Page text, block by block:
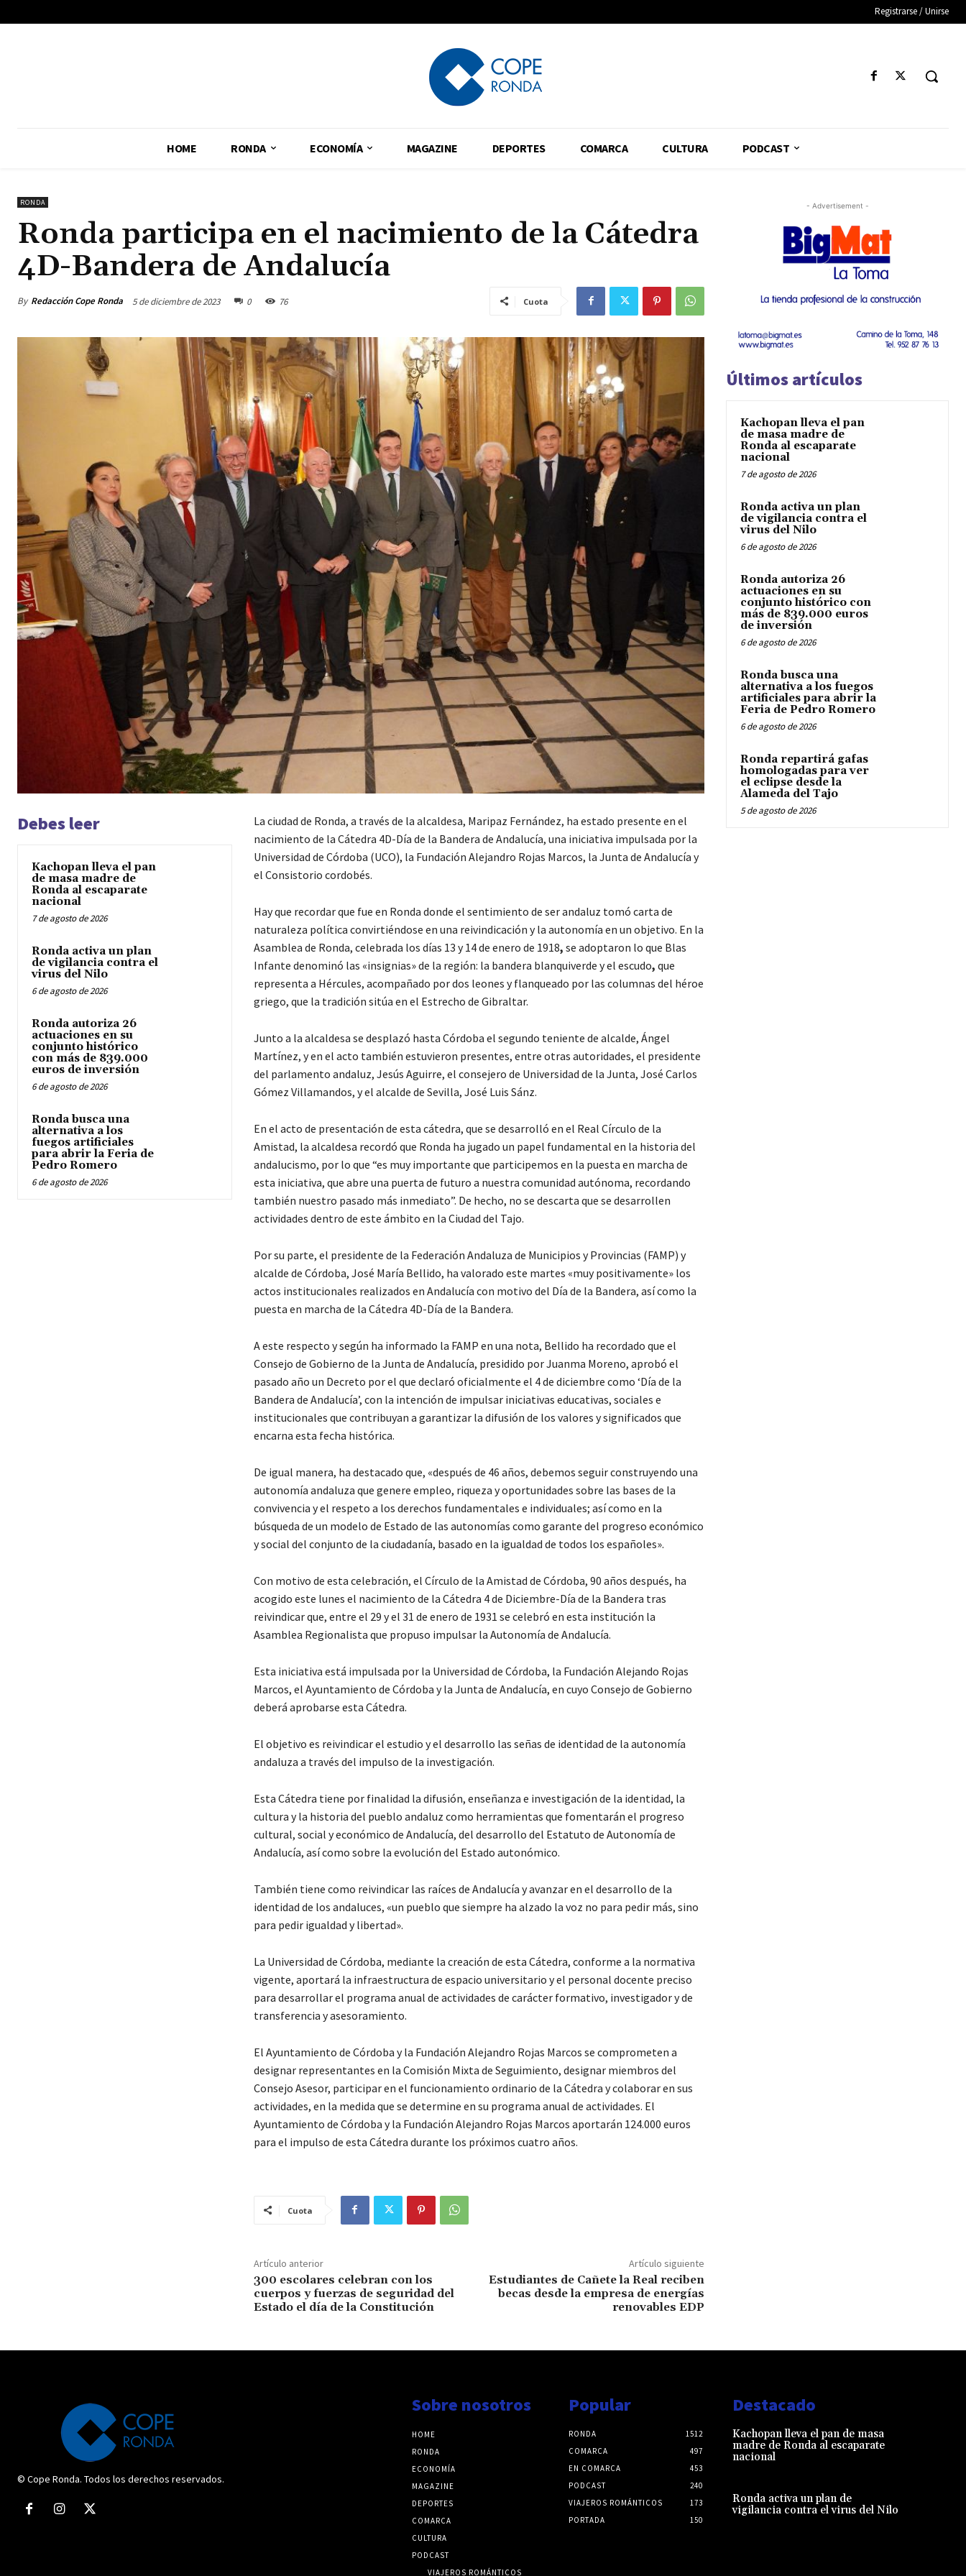
Registrarse / Unirse
HOME RONDA ECONOMÍA MAGAZINE DEPORTES COMARCA CULTURA PODCAST
RONDA
Ronda participa en el nacimiento de la Cátedra
4D-Bandera de Andalucía
By Redacción Cope Ronda 5 de diciembre de 2023 0 76 Cuota
Debes leer
Kachopan lleva el pan
de masa madre de
Ronda al escaparate
nacional
7 de agosto de 2026
Ronda activa un plan
de vigilancia contra el
virus del Nilo
6 de agosto de 2026
Ronda autoriza 26
actuaciones en su
conjunto histórico
con más de 839.000
euros de inversión
6 de agosto de 2026
Ronda busca una
alternativa a los
fuegos artificiales
para abrir la Feria de
Pedro Romero
6 de agosto de 2026
La ciudad de Ronda, a través de la alcaldesa, Maripaz Fernández, ha estado presente en el
nacimiento de la Cátedra 4D-Día de la Bandera de Andalucía, una iniciativa impulsada por la
Universidad de Córdoba (UCO), la Fundación Alejandro Rojas Marcos, la Junta de Andalucía y
el Consistorio cordobés.
Hay que recordar que fue en Ronda donde el sentimiento de ser andaluz tomó carta de
naturaleza política convirtiéndose en una reivindicación y la autonomía en un objetivo. En la
Asamblea de Ronda, celebrada los días 13 y 14 de enero de 1918, se adoptaron lo que Blas
Infante denominó las «insignias» de la región: la bandera blanquiverde y el escudo, que
representa a Hércules, acompañado por dos leones y flanqueado por las columnas del héroe
griego, que la tradición sitúa en el Estrecho de Gibraltar.
Junto a la alcaldesa se desplazó hasta Córdoba el segundo teniente de alcalde, Ángel
Martínez, y en el acto también estuvieron presentes, entre otras autoridades, el presidente
del parlamento andaluz, Jesús Aguirre, el consejero de Universidad de la Junta, José Carlos
Gómez Villamandos, y el alcalde de Sevilla, José Luis Sánz.
En el acto de presentación de esta cátedra, que se desarrolló en el Real Círculo de la
Amistad, la alcaldesa recordó que Ronda ha jugado un papel fundamental en la historia del
andalucismo, por lo que “es muy importante que participemos en la puesta en marcha de
esta iniciativa, que abre una puerta de futuro a nuestra comunidad autónoma, recordando
también nuestro pasado más inmediato”. De hecho, no se descarta que se desarrollen
actividades dentro de este ámbito en la Ciudad del Tajo.
Por su parte, el presidente de la Federación Andaluza de Municipios y Provincias (FAMP) y
alcalde de Córdoba, José María Bellido, ha valorado este martes «muy positivamente» los
actos institucionales realizados en Andalucía con motivo del Día de la Bandera, así como la
puesta en marcha de la Cátedra 4D-Día de la Bandera.
A este respecto y según ha informado la FAMP en una nota, Bellido ha recordado que el
Consejo de Gobierno de la Junta de Andalucía, presidido por Juanma Moreno, aprobó el
pasado año un Decreto por el que declaró oficialmente el 4 de diciembre como ‘Día de la
Bandera de Andalucía’, con la intención de impulsar iniciativas educativas, sociales e
institucionales que contribuyan a garantizar la difusión de los valores y significados que
encarna esta fecha histórica.
De igual manera, ha destacado que, «después de 46 años, debemos seguir construyendo una
autonomía andaluza que genere empleo, riqueza y oportunidades sobre las bases de la
convivencia y el respeto a los derechos fundamentales e individuales; así como en la
búsqueda de un modelo de Estado de las autonomías como garante del progreso económico
y social del conjunto de la ciudadanía, basado en la igualdad de todos los españoles».
Con motivo de esta celebración, el Círculo de la Amistad de Córdoba, 90 años después, ha
acogido este lunes el nacimiento de la Cátedra 4 de Diciembre-Día de la Bandera tras
reivindicar que, entre el 29 y el 31 de enero de 1931 se celebró en esta institución la
Asamblea Regionalista que propuso impulsar la Autonomía de Andalucía.
Esta iniciativa está impulsada por la Universidad de Córdoba, la Fundación Alejando Rojas
Marcos, el Ayuntamiento de Córdoba y la Junta de Andalucía, en cuyo Consejo de Gobierno
deberá aprobarse esta Cátedra.
El objetivo es reivindicar el estudio y el desarrollo las señas de identidad de la autonomía
andaluza a través del impulso de la investigación.
Esta Cátedra tiene por finalidad la difusión, enseñanza e investigación de la identidad, la
cultura y la historia del pueblo andaluz como herramientas que fomentarán el progreso
cultural, social y económico de Andalucía, del desarrollo del Estatuto de Autonomía de
Andalucía, así como sobre la evolución del Estado autonómico.
También tiene como reivindicar las raíces de Andalucía y avanzar en el desarrollo de la
identidad de los andaluces, «un pueblo que siempre ha alzado la voz no para pedir más, sino
para pedir igualdad y libertad».
La Universidad de Córdoba, mediante la creación de esta Cátedra, conforme a la normativa
vigente, aportará la infraestructura de espacio universitario y el personal docente preciso
para desarrollar el programa anual de actividades de carácter formativo, investigador y de
transferencia y asesoramiento.
El Ayuntamiento de Córdoba y la Fundación Alejandro Rojas Marcos se comprometen a
designar representantes en la Comisión Mixta de Seguimiento, designar miembros del
Consejo Asesor, participar en el funcionamiento ordinario de la Cátedra y colaborar en sus
actividades, en la medida que se determine en su programa anual de actividades. El
Ayuntamiento de Córdoba y la Fundación Alejandro Rojas Marcos aportarán 124.000 euros
para el impulso de esta Cátedra durante los próximos cuatro años.
Cuota
Artículo anterior
300 escolares celebran con los
cuerpos y fuerzas de seguridad del
Estado el día de la Constitución
Artículo siguiente
Estudiantes de Cañete la Real reciben
becas desde la empresa de energías
renovables EDP
- Advertisement -
Últimos artículos
Kachopan lleva el pan
de masa madre de
Ronda al escaparate
nacional
7 de agosto de 2026
Ronda activa un plan
de vigilancia contra el
virus del Nilo
6 de agosto de 2026
Ronda autoriza 26
actuaciones en su
conjunto histórico con
más de 839.000 euros
de inversión
6 de agosto de 2026
Ronda busca una
alternativa a los fuegos
artificiales para abrir la
Feria de Pedro Romero
6 de agosto de 2026
Ronda repartirá gafas
homologadas para ver
el eclipse desde la
Alameda del Tajo
5 de agosto de 2026
© Cope Ronda. Todos los derechos reservados.
Sobre nosotros
HOME
RONDA
ECONOMÍA
MAGAZINE
DEPORTES
COMARCA
CULTURA
PODCAST
VIAJEROS ROMÁNTICOS
Popular
RONDA
1512
COMARCA
497
EN COMARCA
453
PODCAST
240
VIAJEROS ROMÁNTICOS
173
PORTADA
150
Destacado
Kachopan lleva el pan de masa
madre de Ronda al escaparate
nacional
Ronda activa un plan de
vigilancia contra el virus del Nilo